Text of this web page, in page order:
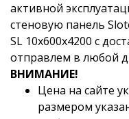
активной
стеновую панель
SL 10x600x4200 с
отправлем в любой
ВНИМАНИЕ!
Цена на сайте
размером